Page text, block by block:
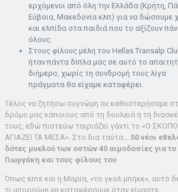
ερχόμενοι από όλη την Ελλάδα (Κρήτη,
Εύβοια, Μακεδονία κλπ) για να δώσουμε
και ελπίδα στα παιδιά που το αξίζουν
όλους.
Στους φίλους μέλη του Hellas Transalp
ήταν πάντα δίπλα μας σε αυτό το
διήμερο, χωρίς τη συνδρομή τους λίγα
πράγματα θα είχαμε καταφέρει.
Τέλος να ζητήσω συγνώμη αν καθυστερήσαμε
δρόμο μας κάποιους από τη δουλειά ή τη
τους, εδώ πιστεύω ταιριάζει γάντι το «Ο
ΑΓΙΑΖΕΙ ΤΑ ΜΕΣΑ». Στο δια ταύτα…. 50 νέοι
δότες μυελού των οστών 40 αιμοδοσίες για το
Γιωργάκη και τους φίλους του
Όπως είπε και η Μαρία, «το γκολ μπήκε», αυτό
τι μπορούμε να καταφέρουμε όταν είμαστε